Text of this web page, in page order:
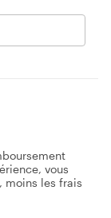
vous
moins les frais